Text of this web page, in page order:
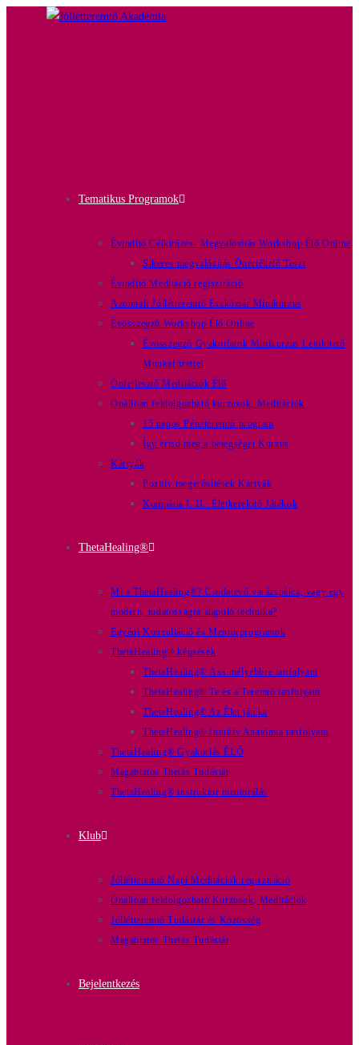
Tematikus Programok
Évindító Célkitűzés- Megvalósítás Workshop Élő Online
Sikeres megvalósítás Önértékelő Teszt
Évindító Meditáció regisztráció
Azonnali Jóllétteremtő Eszköztár Minikurzus
Évösszegző Workshop Élő Online
Évösszegző Gyakorlatok Minikurzus Letölthető
Munkafüzettel
Önfejlesztő Meditációk Élő
Önállóan feldolgozható kurzusok, Meditációk
15 napos Pénzteremtő program
Így értsd meg a betegséget Kurzus
Kártyák
Pozitív megerősítések Kártyák
Kompátia I. II.: Életkerekítő Játékok
ThetaHealing®
Mi a ThetaHealing®? Csodatevő varázspálca, vagy egy
modern, tudatosságra alapuló technika?
Egyéni Konzultáció és Mentorprogramok
ThetaHealing® képzések
ThetaHealing® Áss mélyebbre tanfolyam
ThetaHealing® Te és a Teremtő tanfolyam
ThetaHealing® Az Élet játéka
ThetaHealing® Intuitív Anatómia tanfolyam
ThetaHealing® Gyakorlás ÉLŐ
Magabiztos Thetás Tudástár
ThetaHealing® instruktor mentorálás
Klub
Jóllétteremtő Napi Meditációk regisztráció
Önállóan feldolgozható Kurzusok, Meditációk
Jóllétteremtő Tudástár és Közösség
Magabiztos Thetás Tudástár
Bejelentkezés